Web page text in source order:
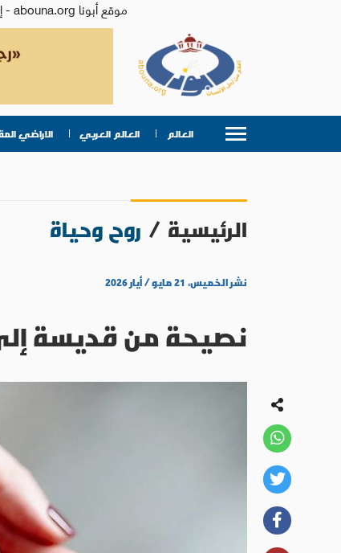
موقع أبونا abouna.org - إعلام من أجل الإنسان | يصدر عن المركز الكاثوليكي للدراسات والإعلام في الأردن - رئيس التحرير: الأب د.رفعت بدر
العالم العالم العربي الاراضي
الرئيسية / روح وحياة
نشر الخميس، ٢١ مايو / أيار ٢٠٢٦
نصيحة من قديسة